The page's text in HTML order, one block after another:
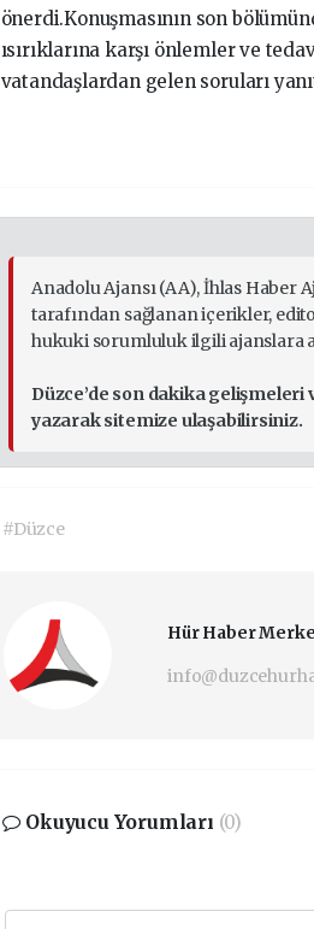
önerdi.Konuşmasının son
ısırıklarına karşı önlemler ve
vatandaşlardan gelen soruları
Anadolu Ajansı (AA), İhlas Haber
tarafından sağlanan içerikler,
hukuki sorumluluk ilgili ajanslara
Düzce’de son dakika gelişmeleri
yazarak sitemize ulaşabilirsiniz.
#Düzce
Hür Haber
Okuyucu Yorumları (0)